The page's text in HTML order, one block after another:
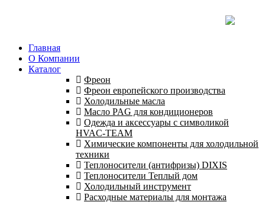
Главная
О Компании
Каталог
Фреон
Фреон европейского производства
Холодильные масла
Масло PAG для кондиционеров
Одежда и аксессуары с символикой
HVAC-TEAM
Химические компоненты для холодильной
техники
Теплоносители (антифризы) DIXIS
Теплоносители Теплый дом
Холодильный инструмент
Расходные материалы для монтажа